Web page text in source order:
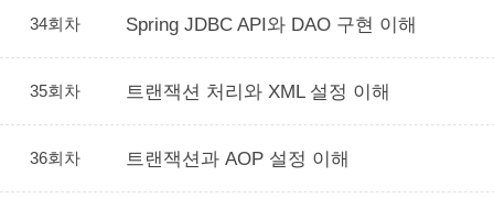
34회차 Spring JDBC API와 DAO 구현 이해
35회차 트랜잭션 처리와 XML 설정 이해
36회차 트랜잭션과 AOP 설정 이해